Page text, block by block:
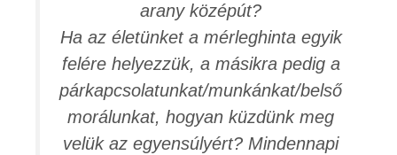
arany középút?
Ha az életünket a mérleghinta egyik
felére helyezzük, a másikra pedig a
párkapcsolatunkat/munkánkat/belső
morálunkat, hogyan küzdünk meg
velük az egyensúlyért? Mindennapi